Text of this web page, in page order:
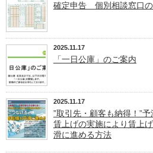
確定申告 個別相談窓口
2025.11.17
「一日公庫」のご案内
2025.11.17
”取引先・顧客も納得！
賃上げの実施により賃上
滑に進める方法